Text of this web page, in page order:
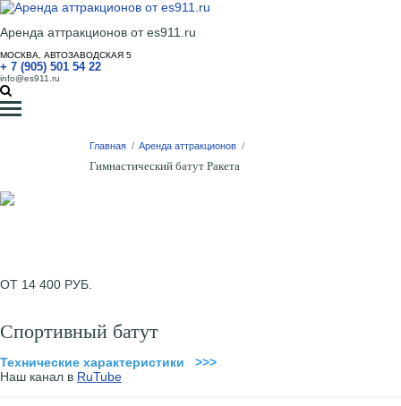
Аренда аттракционов от es911.ru
МОСКВА, АВТОЗАВОДСКАЯ 5
+ 7 (905) 501 54 22
info@es911.ru
Главная / Аренда аттракционов /
Гимнастический батут Ракета
ОТ 14 400 РУБ.
Спортивный батут
Технические характеристики >>>
Наш канал в RuTube